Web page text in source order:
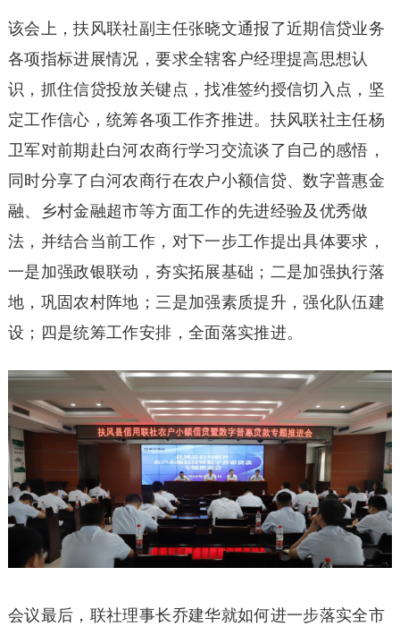
该会上，扶风联社副主任张晓文通报了近期信贷业务
各项指标进展情况，要求全辖客户经理提高思想认
识，抓住信贷投放关键点，找准签约授信切入点，坚
定工作信心，统筹各项工作齐推进。扶风联社主任杨
卫军对前期赴白河农商行学习交流谈了自己的感悟，
同时分享了白河农商行在农户小额信贷、数字普惠金
融、乡村金融超市等方面工作的先进经验及优秀做
法，并结合当前工作，对下一步工作提出具体要求，
一是加强政银联动，夯实拓展基础；二是加强执行落
地，巩固农村阵地；三是加强素质提升，强化队伍建
设；四是统筹工作安排，全面落实推进。
会议最后，联社理事长乔建华就如何进一步落实全市